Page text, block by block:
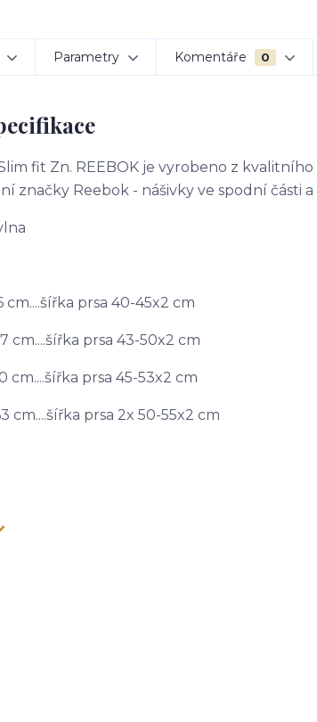
Parametry Komentáře 0
fit Zn. REEBOK je vyrobeno z
značky Reebok - nášivky ve spodní části
prsa 40-45x2 cm
prsa 43-50x2 cm
prsa 45-53x2 cm
prsa 2x 50-55x2 cm